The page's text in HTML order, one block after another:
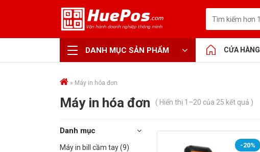
DANH MỤC SẢN PHẨM CỬA HÀNG
» Máy in hóa đơn
Máy in hóa đơn ( Hiển thị 1–20 của 25 kết quả )
Danh mục
Máy in bill cầm tay (9)
-20%